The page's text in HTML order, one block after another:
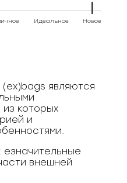
Идеальное Новое
(ex)bags являются
которых
и
внешней